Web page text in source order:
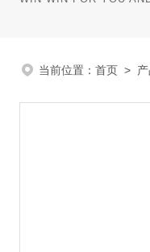
当前位置： 首页 >